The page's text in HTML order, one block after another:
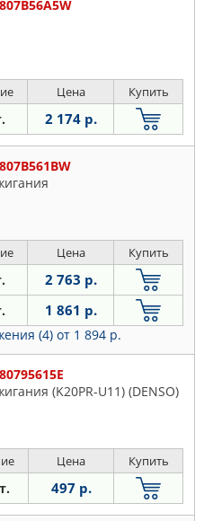
Цена Купить
2 174 р.
Цена Купить
2 763 р.
1 861 р.
(4) от 1 894 р.
(K20PR-U11) (DENSO)
Цена Купить
497 р.